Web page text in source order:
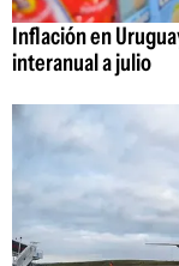
Inflación en
interanual a julio